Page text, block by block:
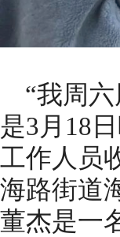
“我周
是3月18
工作人员
海路街道
董杰是一